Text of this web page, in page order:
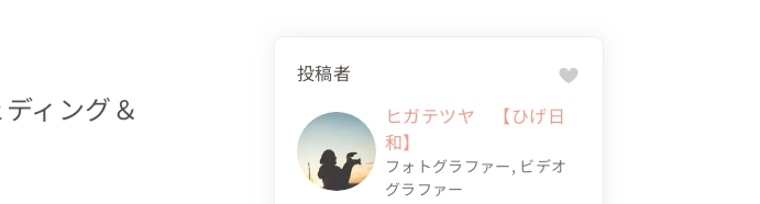
ィング＆
投稿者
ヒガテツヤ 【ひげ日
和】
フォトグラファー, ビデオ
グラファー